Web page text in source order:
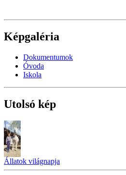
Képgaléria
Dokumentumok
Óvoda
Iskola
Utolsó kép
Állatok világnapja